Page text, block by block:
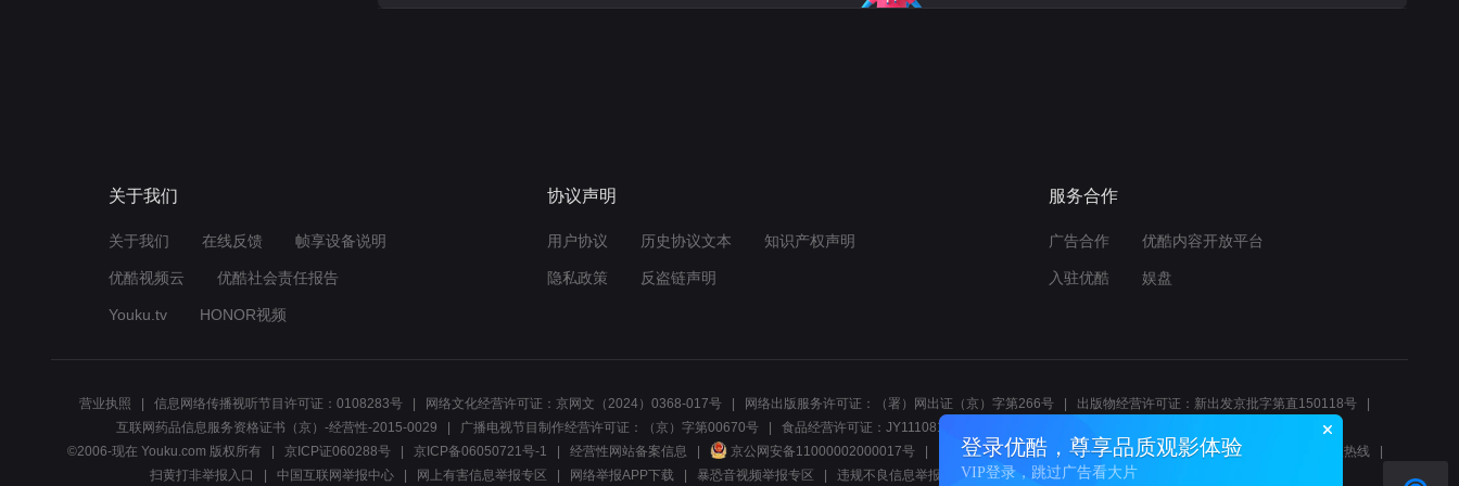
登录优酷，尊享品质观影体验
VIP登录，跳过广告看大片
关于我们
关于我们 在线反馈 帧享设备说明
优酷视频云 优酷社会责任报告
Youku.tv HONOR视频
协议声明
用户协议 历史协议文本 知识产权声明
隐私政策 反盗链声明
服务合作
广告合作 优酷内容开放平台
入驻优酷 娱盘
营业执照 信息网络传播视听节目许可证：0108283号 网络文化经营许可证：京网文（2024）0368-017号 网络出版服务许可证：（署）网出证（京）字第266号
出版物经营许可证：新出发京批字第直150118号
互联网药品信息服务资格证书（京）-经营性-2015-0029
广播电视节目制作经营许可证：（京）字第00670号 食品经营许可证：JY11108122976214
©2006-现在 Youku.com 版权所有
京ICP证060288号 京ICP备06050721号-1 经营性网站备案信息 京公网安备11000002000017号 网络110报警服务 北京互联网举报中心
北京12345文化市场举报热线
扫黄打非举报入口
中国互联网举报中心 网上有害信息举报专区 网络举报APP下载 暴恐音视频举报专区 违规不良信息举报:电话4008100580、邮箱youkujubao@service.alibaba.com